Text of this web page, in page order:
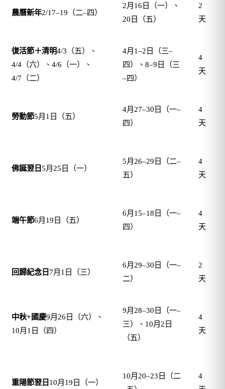
農曆新年2/17–19（二–四）
2月16日（一）、
20日（五）
2
天
復活節＋清明4/3（五）、
4/4（六）、4/6（一）、
4/7（二）
4月1–2日（三–
四）、8–9日（三
–四）
4
天
勞動節5月1日（五）
4月27–30日（一–
四）
4
天
佛誕翌日5月25日（一）
5月26–29日（二–
五）
4
天
端午節6月19日（五）
6月15–18日（一–
四）
4
天
回歸紀念日 7月1日（三）
6月29–30日（一–
二）
2
天
中秋+國慶9月26日（六）、
10月1日（四）
9月28–30日（一–
三）、10月2日
（五）
4
天
重陽節翌日 10月19日（一）
10月20–23日（二
4